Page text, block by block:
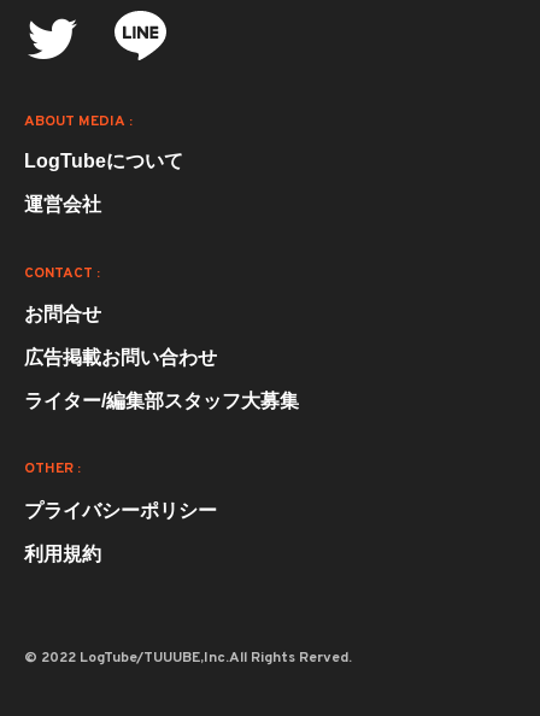
ABOUT MEDIA :
LogTubeについて
運営会社
CONTACT :
お問合せ
広告掲載お問い合わせ
ライター/編集部スタッフ大募集
OTHER :
プライバシーポリシー
利用規約
© 2022 LogTube/TUUUBE,Inc.All Rights Rerved.